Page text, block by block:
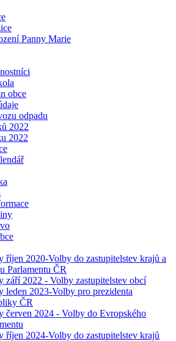
Panny Marie
obce
odpadu
2022
2022
říjen 2020-Volby do zastupitelstev krajů a
Parlamentu ČR
září 2022 - Volby zastupitelstev obcí
leden 2023-Volby pro prezidenta
ČR
červen 2024 - Volby do Evropského
říjen 2024-Volby do zastupitelstev krajů